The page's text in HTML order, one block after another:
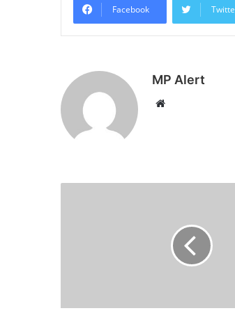
Facebook
MP Alert
Website